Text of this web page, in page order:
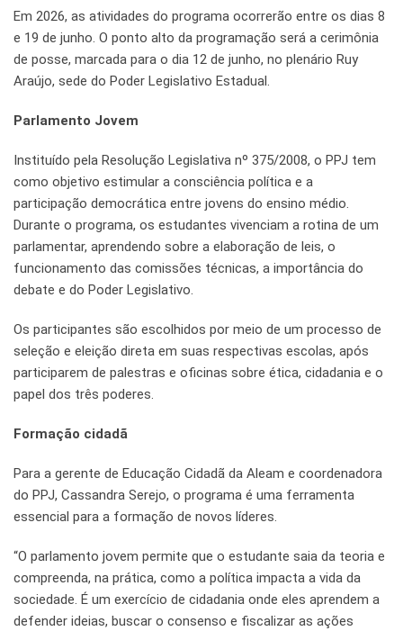
Em 2026, as atividades do programa ocorrerão entre os dias 8
e 19 de junho. O ponto alto da programação será a cerimônia
de posse, marcada para o dia 12 de junho, no plenário Ruy
Araújo, sede do Poder Legislativo Estadual.
Parlamento Jovem
Instituído pela Resolução Legislativa nº 375/2008, o PPJ tem
como objetivo estimular a consciência política e a
participação democrática entre jovens do ensino médio.
Durante o programa, os estudantes vivenciam a rotina de um
parlamentar, aprendendo sobre a elaboração de leis, o
funcionamento das comissões técnicas, a importância do
debate e do Poder Legislativo.
Os participantes são escolhidos por meio de um processo de
seleção e eleição direta em suas respectivas escolas, após
participarem de palestras e oficinas sobre ética, cidadania e o
papel dos três poderes.
Formação cidadã
Para a gerente de Educação Cidadã da Aleam e coordenadora
do PPJ, Cassandra Serejo, o programa é uma ferramenta
essencial para a formação de novos líderes.
“O parlamento jovem permite que o estudante saia da teoria e
compreenda, na prática, como a política impacta a vida da
sociedade. É um exercício de cidadania onde eles aprendem a
defender ideias, buscar o consenso e fiscalizar as ações